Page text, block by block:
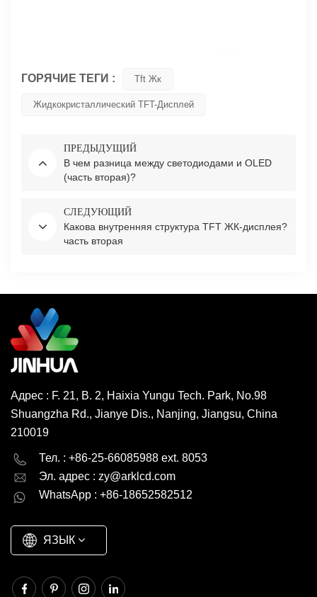
ГОРЯЧИЕ ТЕГИ : Tft Жк
Жидкокристаллический TFT-Дисплей
ПРЕДЫДУЩИЙ
В чем разница между светодиодами и OLED
(часть вторая)?
СЛЕДУЮЩИЙ
Какова внутренняя структура TFT ЖК-дисплея?
часть вторая
Адрес : F. 21, B. 2, Haixia Yungu Tech. Park, No.98
Shuangzha Rd., Jianye Dis., Nanjing, Jiangsu, China
210019
Тел. : +86-25-66085988 ext. 8053
Эл. адрес : zy@arklcd.com
WhatsApp : +86-18652582512
ЯЗЫК
English Deutsch
русский español
العربية